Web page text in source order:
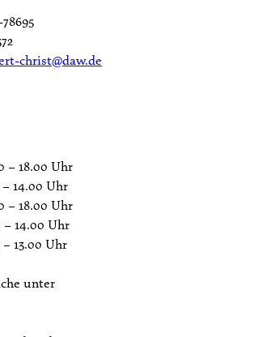
christ@daw.de
18.00 Uhr
14.00 Uhr
– 18.00 Uhr
Uhr
Uhr
unter